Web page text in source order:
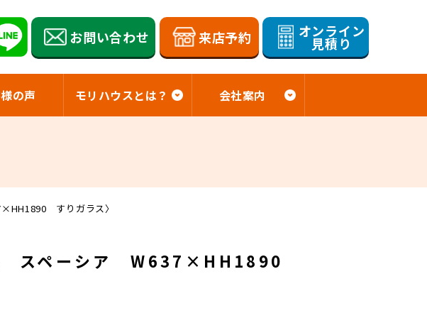
お問い合わせ 来店予約 オンライン
見積り
の声 モリハウスとは？ 会社案内
すりガラス〉
スペーシア W637×HH1890